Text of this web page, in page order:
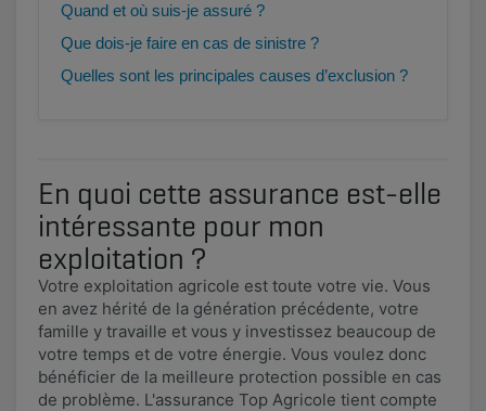
Quand et où suis-je assuré ?
Que dois-je faire en cas de sinistre ?
Quelles sont les principales causes d’exclusion ?
En quoi cette assurance est-elle
intéressante pour mon
exploitation ?
Votre exploitation agricole est toute votre vie. Vous
en avez hérité de la génération précédente, votre
famille y travaille et vous y investissez beaucoup de
votre temps et de votre énergie. Vous voulez donc
bénéficier de la meilleure protection possible en cas
de problème. L'assurance Top Agricole tient compte